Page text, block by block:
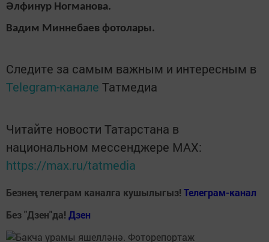
Әлфинур Ногманова.
Вадим Миннебаев фотолары.
Следите за самым важным и интересным в
Telegram-канале Татмедиа
Читайте новости Татарстана в
национальном мессенджере MАХ:
https://max.ru/tatmedia
Безнең телеграм каналга кушылыгыз! Телеграм-канал
Без "Дзен"да! Дзен